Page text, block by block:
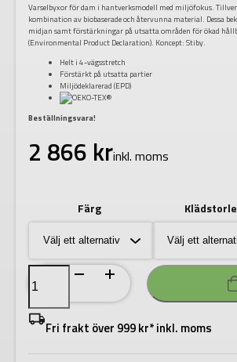
Varselbyxor för dam i hantverksmodell med miljöfokus.
kombination av biobaserade och återvunna material. Dessa
midjan samt förstärkningar på utsatta områden för ökad
(Environmental Product Declaration). Koncept: Stiby.
Helt i 4-vägsstretch
Förstärkt på utsatta partier
Miljödeklarerad (EPD)
Beställningsvara!
2 866 krinkl. moms
Färg
Dam
Varsel
Green
hantverksbyxa
stretch
2664
klass
Fri frakt över 999 kr* inkl. moms